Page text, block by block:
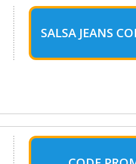
SALSA JEANS